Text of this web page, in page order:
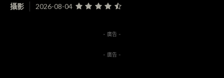
攝影 2026-08-04
- 廣告 -
- 廣告 -